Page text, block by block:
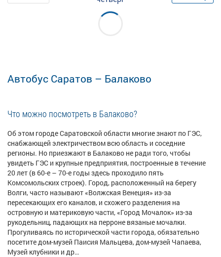
Автобус Саратов – Балаково
Что можно посмотреть в Балаково?
Об этом городе Саратовской области многие знают по ГЭС,
снабжающей электричеством всю область и соседние
регионы. Но приезжают в Балаково не ради того, чтобы
увидеть ГЭС и крупные предприятия, построенные в течение
20 лет (в 60-е – 70-е годы здесь проходило пять
Комсомольских строек). Город, расположенный на берегу
Волги, часто называют«Волжская Венеция» из-за
пересекающих его каналов, и схожего разделения на
островную и материковую части, «Город Мочалок» из-за
рукодельниц, падающих на перроне вязаные мочалки.
Прогуливаясь по исторической части города, обязательно
посетите дом-музей Паисия Мальцева, дом-музей Чапаева,
Музей клубники и др…